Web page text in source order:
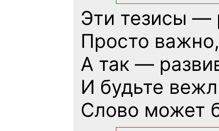
Эти тезисы —
Просто
А так —
И будьте
Слово может